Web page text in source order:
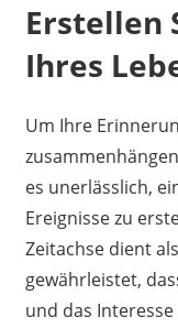
Erstellen
Ihres
Um Ihre
es unerlässlich,
Ereignisse zu
Zeitachse dient
gewährleistet,
und das